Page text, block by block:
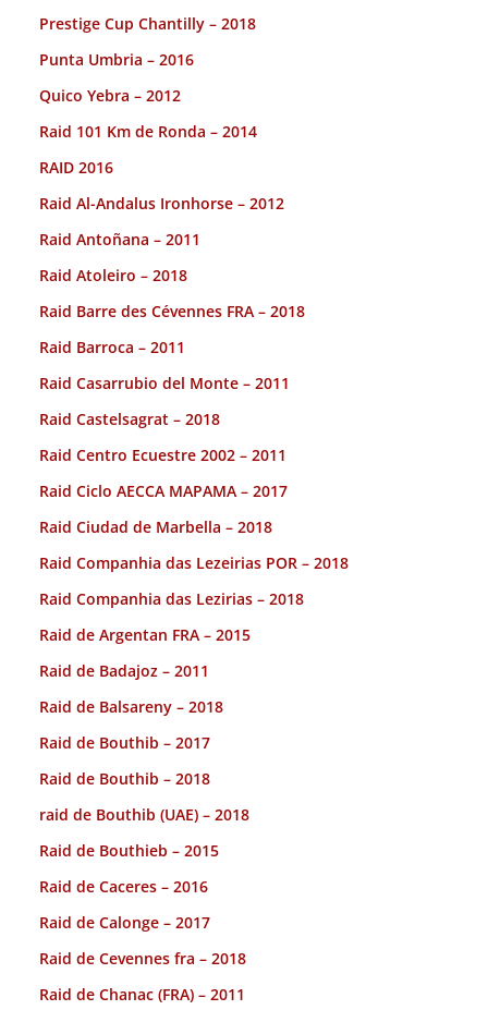
Prestige Cup Chantilly – 2018
Punta Umbria – 2016
Quico Yebra – 2012
Raid 101 Km de Ronda – 2014
RAID 2016
Raid Al-Andalus Ironhorse – 2012
Raid Antoñana – 2011
Raid Atoleiro – 2018
Raid Barre des Cévennes FRA – 2018
Raid Barroca – 2011
Raid Casarrubio del Monte – 2011
Raid Castelsagrat – 2018
Raid Centro Ecuestre 2002 – 2011
Raid Ciclo AECCA MAPAMA – 2017
Raid Ciudad de Marbella – 2018
Raid Companhia das Lezeirias POR – 2018
Raid Companhia das Lezirias – 2018
Raid de Argentan FRA – 2015
Raid de Badajoz – 2011
Raid de Balsareny – 2018
Raid de Bouthib – 2017
Raid de Bouthib – 2018
raid de Bouthib (UAE) – 2018
Raid de Bouthieb – 2015
Raid de Caceres – 2016
Raid de Calonge – 2017
Raid de Cevennes fra – 2018
Raid de Chanac (FRA) – 2011